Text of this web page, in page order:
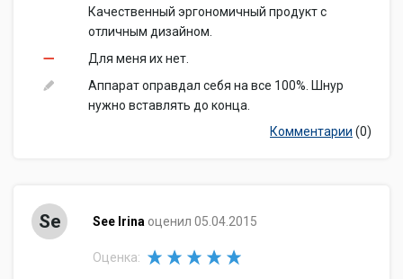
Качественный эргономичный продукт с
отличным дизайном.
Для меня их нет.
Аппарат оправдал себя на все 100%. Шнур
нужно вставлять до конца.
Комментарии (0)
Se See Irina оценил 05.04.2015
Оценка: